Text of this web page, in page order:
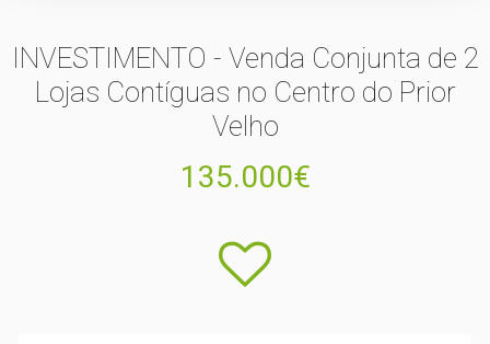
INVESTIMENTO - Venda Conjunta de 2
Lojas Contíguas no Centro do Prior
Velho
135.000€